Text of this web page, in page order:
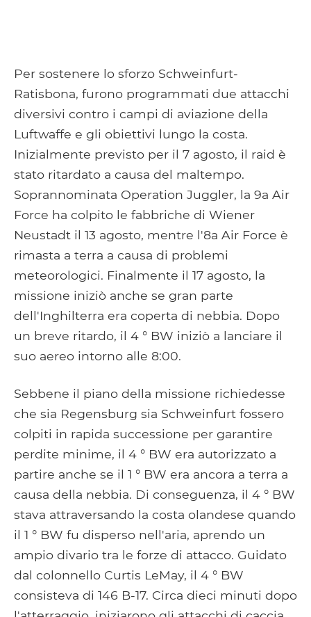
Per sostenere lo sforzo Schweinfurt-
Ratisbona, furono programmati due attacchi
diversivi contro i campi di aviazione della
Luftwaffe e gli obiettivi lungo la costa.
Inizialmente previsto per il 7 agosto, il raid è
stato ritardato a causa del maltempo.
Soprannominata Operation Juggler, la 9a Air
Force ha colpito le fabbriche di Wiener
Neustadt il 13 agosto, mentre l'8a Air Force è
rimasta a terra a causa di problemi
meteorologici. Finalmente il 17 agosto, la
missione iniziò anche se gran parte
dell'Inghilterra era coperta di nebbia. Dopo
un breve ritardo, il 4 ° BW iniziò a lanciare il
suo aereo intorno alle 8:00.
Sebbene il piano della missione richiedesse
che sia Regensburg sia Schweinfurt fossero
colpiti in rapida successione per garantire
perdite minime, il 4 ° BW era autorizzato a
partire anche se il 1 ° BW era ancora a terra a
causa della nebbia. Di conseguenza, il 4 ° BW
stava attraversando la costa olandese quando
il 1 ° BW fu disperso nell'aria, aprendo un
ampio divario tra le forze di attacco. Guidato
dal colonnello Curtis LeMay, il 4 ° BW
consisteva di 146 B-17. Circa dieci minuti dopo